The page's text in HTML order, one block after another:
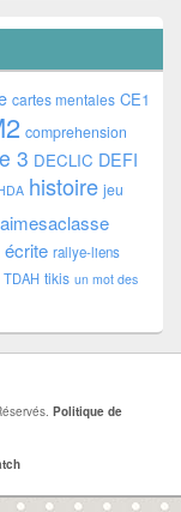
cartes mentales CE1
comprehension
3 DECLIC DEFI
histoire jeu
écrite rallye-liens
TDAH tikis un mot des
Politique de